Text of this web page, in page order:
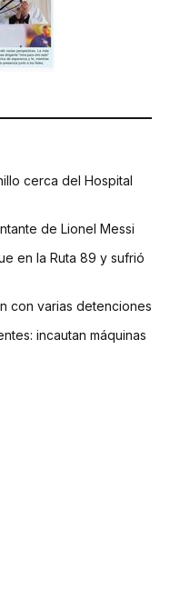
cerca del Hospital
de Lionel Messi
en la Ruta 89 y sufrió
con varias detenciones
incautan máquinas